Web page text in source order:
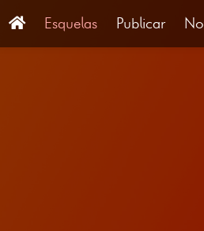
Esquelas Publicar